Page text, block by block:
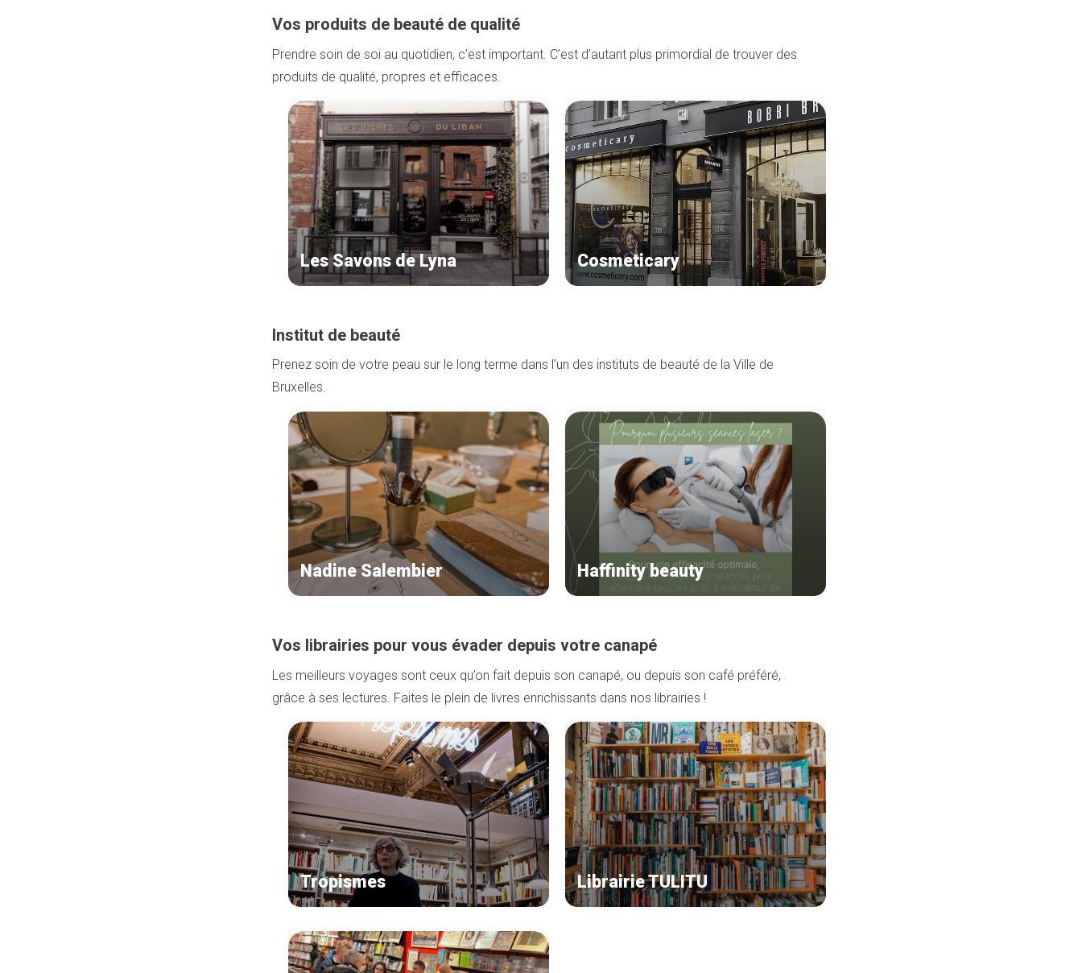
Vos produits de beauté de qualité
Prendre soin de soi au quotidien, c’est important. C’est d’autant plus primordial de trouver des
produits de qualité, propres et efficaces.
Les Savons de Lyna Cosmeticary
Institut de beauté
Prenez soin de votre peau sur le long terme dans l’un des instituts de beauté de la Ville de
Bruxelles.
Nadine Salembier Haffinity beauty
Vos librairies pour vous évader depuis votre canapé
Les meilleurs voyages sont ceux qu’on fait depuis son canapé, ou depuis son café préféré,
grâce à ses lectures. Faites le plein de livres enrichissants dans nos librairies !
Tropismes Librairie TULITU